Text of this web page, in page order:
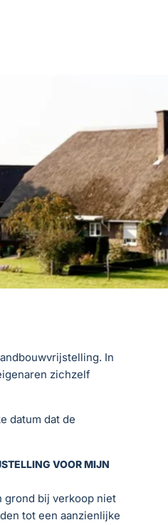
In
zichzelf
datum dat de
VOOR MIJN
grond bij verkoop niet
tot een aanzienlijke